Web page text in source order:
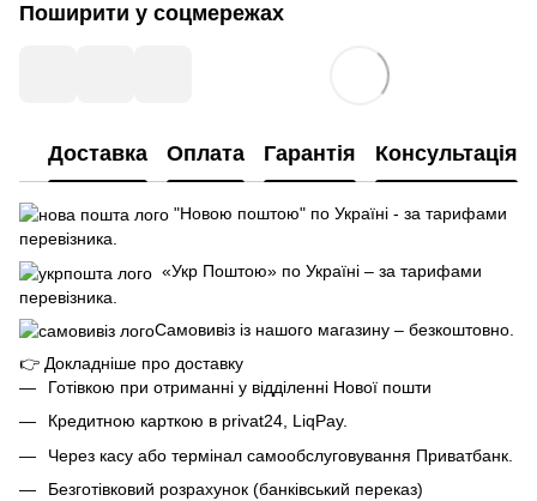
Поширити у соцмережах
Доставка Оплата Гарантія Консультація
"Новою поштою" по Україні - за тарифами
перевізника.
«Укр Поштою» по Україні – за тарифами
перевізника.
Самовивіз із нашого магазину – безкоштовно.
👉 Докладніше про доставку
Готівкою при отриманні у відділенні Нової пошти
Кредитною карткою в privat24, LiqPay.
Через касу або термінал самообслуговування Приватбанк.
Безготівковий розрахунок (банківський переказ)